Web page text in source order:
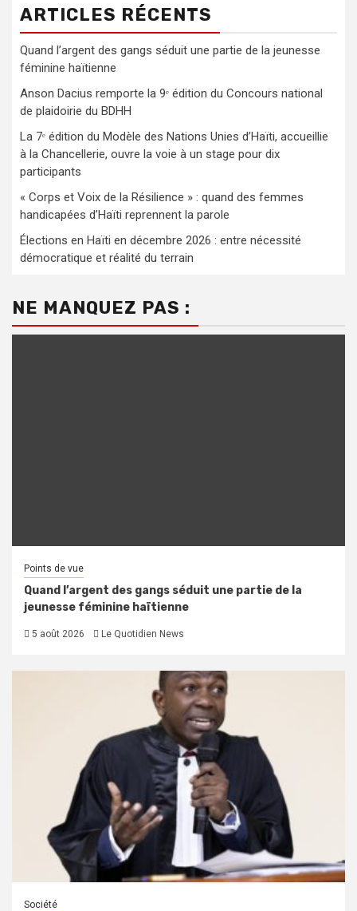
ARTICLES RÉCENTS
Quand l’argent des gangs séduit une partie de la jeunesse
féminine haïtienne
Anson Dacius remporte la 9ᵉ édition du Concours national
de plaidoirie du BDHH
La 7ᵉ édition du Modèle des Nations Unies d’Haïti, accueillie
à la Chancellerie, ouvre la voie à un stage pour dix
participants
« Corps et Voix de la Résilience » : quand des femmes
handicapées d’Haïti reprennent la parole
Élections en Haïti en décembre 2026 : entre nécessité
démocratique et réalité du terrain
NE MANQUEZ PAS :
Points de vue
Quand l’argent des gangs séduit une partie de la
jeunesse féminine haïtienne
5 août 2026 Le Quotidien News
Société